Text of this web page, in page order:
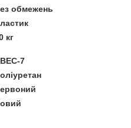
обмежень
кг
7